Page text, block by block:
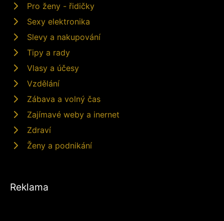
Pro ženy - řidičky
Sexy elektronika
Slevy a nakupování
Tipy a rady
Vlasy a účesy
Vzdělání
Zábava a volný čas
Zajímavé weby a inernet
Zdraví
Ženy a podnikání
Reklama